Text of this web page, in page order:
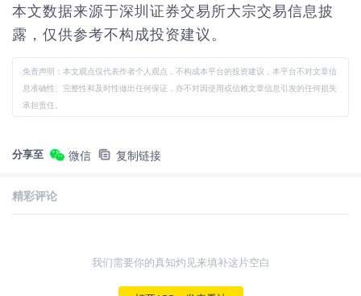
本文数据来源于深圳证券交易所大宗交易信息披
露，仅供参考不构成投资建议。
免责声明：本文观点仅代表作者个人观点，不构成本平台的投资建议，本平台不对文章信
息准确性、完整性和及时性做出任何保证，亦不对因使用或信赖文章信息引发的任何损失
承担责任。
分享至 微信 复制链接
精彩评论
我们需要你的真知灼见来填补这片空白